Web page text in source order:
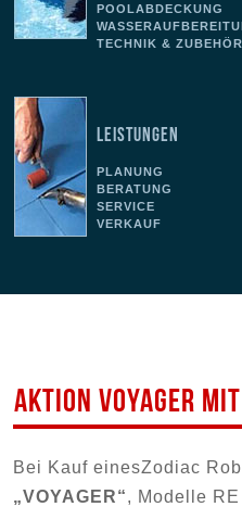
POOLABDECKUNG
TECHNIK & ZUBEHÖR
LEISTUNGEN
PLANUNG
BERATUNG
SERVICE
VERKAUF
AKTION VOYAGER
Bei Kauf einesZodiac
„VOYAGER“, Modelle